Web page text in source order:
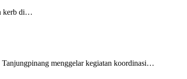
kerb di…
Tanjungpinang menggelar kegiatan koordinasi…